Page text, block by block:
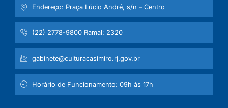
Endereço: Praça Lúcio André, s/n – Centro
(22) 2778-9800 Ramal: 2320
gabinete@culturacasimiro.rj.gov.br
Horário de Funcionamento: 09h às 17h